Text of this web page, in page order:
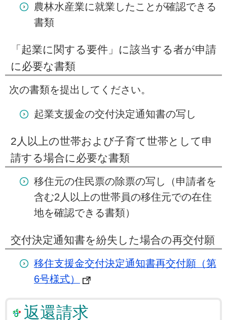
農林水産業に就業したことが確認できる
書類
「起業に関する要件」に該当する者が申請
に必要な書類
次の書類を提出してください。
起業支援金の交付決定通知書の写し
2人以上の世帯および子育て世帯として申
請する場合に必要な書類
移住元の住民票の除票の写し（申請者を
含む2人以上の世帯員の移住元での在住
地を確認できる書類）
交付決定通知書を紛失した場合の再交付願
移住支援金交付決定通知書再交付願（第
6号様式）
返還請求